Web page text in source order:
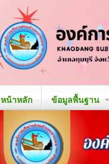
หน้าหลัก ข้อมูลพื้นฐาน